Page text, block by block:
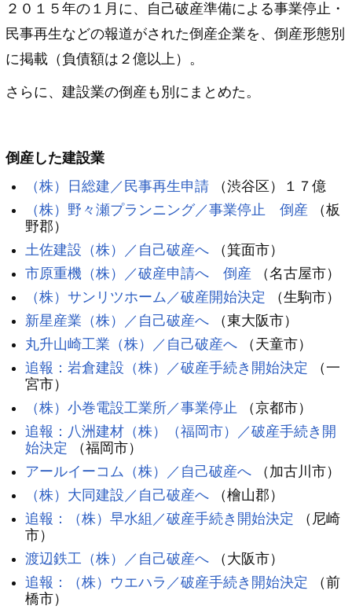
２０１５年の１月に、自己破産準備による事業停止・
民事再生などの報道がされた倒産企業を、倒産形態別
に掲載（負債額は２億以上）。
さらに、建設業の倒産も別にまとめた。
倒産した建設業
（株）日総建／民事再生申請 （渋谷区）１７億
（株）野々瀬プランニング／事業停止 倒産 （板
野郡）
土佐建設（株）／自己破産へ （箕面市）
市原重機（株）／破産申請へ 倒産 （名古屋市）
（株）サンリツホーム／破産開始決定 （生駒市）
新星産業（株）／自己破産へ （東大阪市）
丸升山崎工業（株）／自己破産へ （天童市）
追報：岩倉建設（株）／破産手続き開始決定 （一
宮市）
（株）小巻電設工業所／事業停止 （京都市）
追報：八洲建材（株）（福岡市）／破産手続き開
始決定 （福岡市）
アールイーコム（株）／自己破産へ （加古川市）
（株）大同建設／自己破産へ （檜山郡）
追報：（株）早水組／破産手続き開始決定 （尼崎
市）
渡辺鉄工（株）／自己破産へ （大阪市）
追報：（株）ウエハラ／破産手続き開始決定 （前
橋市）